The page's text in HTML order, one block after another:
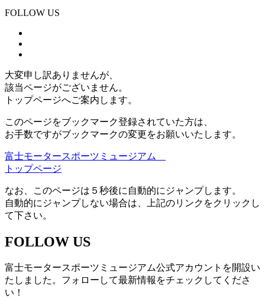
FOLLOW US
大変申し訳ありませんが、
該当ページがございません。
トップページへご案内します。
このページをブックマーク登録されていた方は、
お手数ですがブックマークの変更をお願いいたします。
富士モータースポーツミュージアム
トップページ
なお、このページは５秒後に自動的にジャンプします。
自動的にジャンプしない場合は、上記のリンクをクリックし
て下さい。
FOLLOW US
富士モータースポーツミュージアム公式アカウントを開設い
たしました。フォローして最新情報をチェックしてくださ
い！